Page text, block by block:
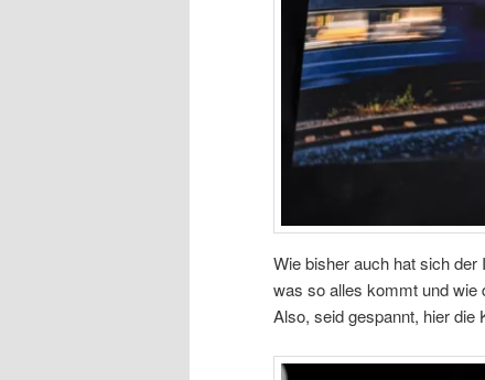
Wie bisher auch hat sich der
was so alles kommt und
Also, seid gespannt, hier die